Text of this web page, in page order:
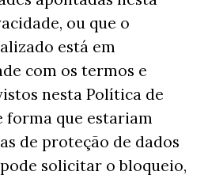
ou que o
está em
com os termos e
nesta Política de
forma que estariam
de proteção de dados
pode solicitar o bloqueio,